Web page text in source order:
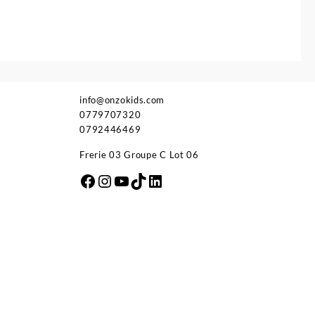
info@onzokids.com
0779707320
0792446469
Frerie 03 Groupe C Lot 06
Facebook
Instagram
YouTube
TikTok
LinkedIn